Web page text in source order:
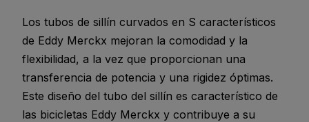
Los tubos de sillín curvados en S característicos
de Eddy Merckx mejoran la comodidad y la
flexibilidad, a la vez que proporcionan una
transferencia de potencia y una rigidez óptimas.
Este diseño del tubo del sillín es característico de
las bicicletas Eddy Merckx y contribuye a su